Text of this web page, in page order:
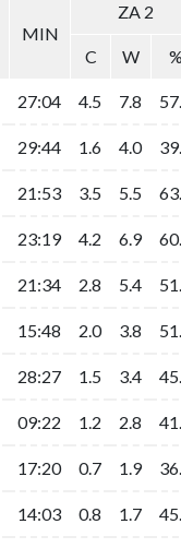
MIN
ZA 2
C W
27:04 4.5 7.8
29:44 1.6 4.0
21:53 3.5 5.5
23:19 4.2 6.9
21:34 2.8 5.4
15:48 2.0 3.8
28:27 1.5 3.4
09:22 1.2 2.8
17:20 0.7 1.9
14:03 0.8 1.7
MIN
ZA 2
C W
27:04 4.5 7.8
29:44 1.6 4.0
21:53 3.5 5.5
23:19 4.2 6.9
21:34 2.8 5.4
15:48 2.0 3.8
28:27 1.5 3.4
09:22 1.2 2.8
17:20 0.7 1.9
14:03 0.8 1.7